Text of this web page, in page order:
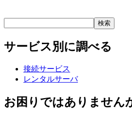
サービス別に調べる
接続サービス
レンタルサーバ
お困りではありません